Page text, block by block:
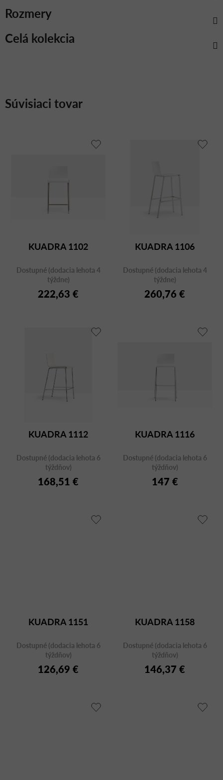
Celá kolekcia
Rozmery
Súvisiaci tovar
KUADRA 1102
Dostupné (dodacia lehota 4
týždne)
222,63 €
KUADRA 1106
Dostupné (dodacia lehota 4
týždne)
260,76 €
KUADRA 1112
Dostupné (dodacia lehota 6
týždňov)
168,51 €
KUADRA 1116
Dostupné (dodacia lehota 6
týždňov)
147 €
KUADRA 1151
Dostupné (dodacia lehota 6
týždňov)
126,69 €
KUADRA 1158
Dostupné (dodacia lehota 6
týždňov)
146,37 €